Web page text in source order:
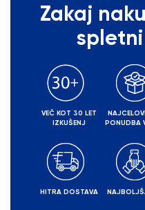
Zakaj
VEČ KOT 30 LET
IZKUŠENJ
PONUDBA
HITRA DOSTAVA